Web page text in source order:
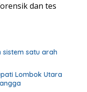
dan tes
sistem satu arah
Lombok Utara